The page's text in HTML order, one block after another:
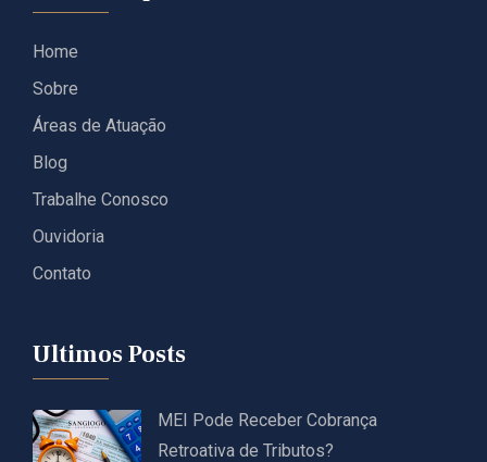
Home
Sobre
Áreas de Atuação
Blog
Trabalhe Conosco
Ouvidoria
Contato
Ultimos Posts
MEI Pode Receber Cobrança
Retroativa de Tributos?